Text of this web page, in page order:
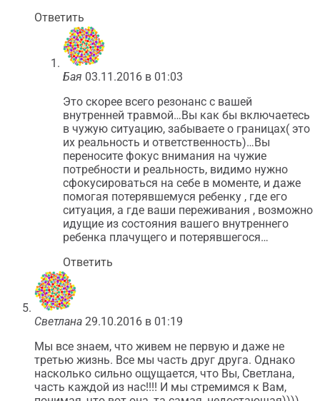
Ответить
Бая 03.11.2016 в 01:03
Это скорее всего резонанс с вашей
внутренней травмой…Вы как бы включаетесь
в чужую ситуацию, забываете о границах( это
их реальность и ответственность)…Вы
переносите фокус внимания на чужие
потребности и реальность, видимо нужно
сфокусироваться на себе в моменте, и даже
помогая потерявшемуся ребенку , где его
ситуация, а где ваши переживания , возможно
идущие из состояния вашего внутреннего
ребенка плачущего и потерявшегося…
Ответить
Светлана 29.10.2016 в 01:19
Мы все знаем, что живем не первую и даже не
третью жизнь. Все мы часть друг друга. Однако
насколько сильно ощущается, что Вы, Светлана,
часть каждой из нас!!!! И мы стремимся к Вам,